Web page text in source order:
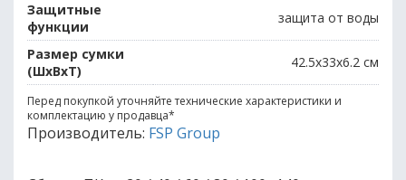
Защитные
функции
защита от воды
Размер сумки
(ШхВхТ)
42.5x33x6.2 см
Перед покупкой уточняйте технические характеристики и
комплектацию у продавца*
Производитель: FSP Group